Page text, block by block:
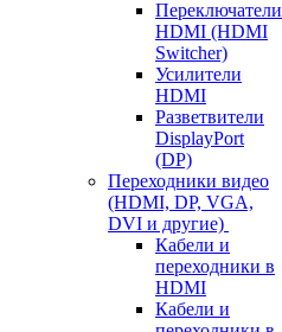
Переключатели
HDMI (HDMI
Switcher)
Усилители
HDMI
Разветвители
DisplayPort
(DP)
Переходники видео
(HDMI, DP, VGA,
DVI и другие)
Кабели и
переходники в
HDMI
Кабели и